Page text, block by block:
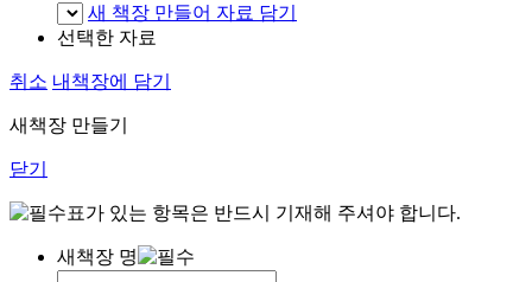
새 책장 만들어 자료 담기
선택한 자료
취소 내책장에 담기
새책장 만들기
닫기
표가 있는 항목은 반드시 기재해 주셔야 합니다.
새책장 명